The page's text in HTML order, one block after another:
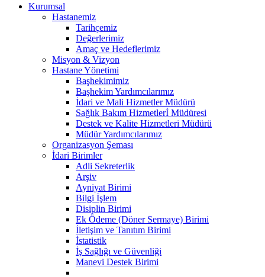
Kurumsal
Hastanemiz
Tarihçemiz
Değerlerimiz
Amaç ve Hedeflerimiz
Misyon & Vizyon
Hastane Yönetimi
Başhekimimiz
Başhekim Yardımcılarımız
İdari ve Mali Hizmetler Müdürü
Sağlık Bakım Hizmetlerİ Müdüresi
Destek ve Kalite Hizmetleri Müdürü
Müdür Yardımcılarımız
Organizasyon Şeması
İdari Birimler
Adli Sekreterlik
Arşiv
Ayniyat Birimi
Bilgi İşlem
Disiplin Birimi
Ek Ödeme (Döner Sermaye) Birimi
İletişim ve Tanıtım Birimi
İstatistik
İş Sağlığı ve Güvenliği
Manevi Destek Birimi